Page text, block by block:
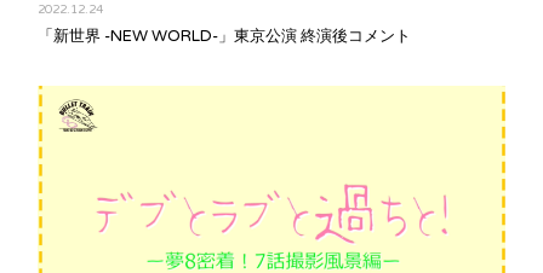
2022.12.24
「新世界 -NEW WORLD-」東京公演 終演後コメント